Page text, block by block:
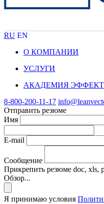
RU EN
О КОМПАНИИ
УСЛУГИ
АКАДЕМИЯ
8-800-200-11-17
Отправить резюме
Имя
E-mail
Сообщение
Прикрепить резюме doc, xls,
Обзор...
Я принимаю условия